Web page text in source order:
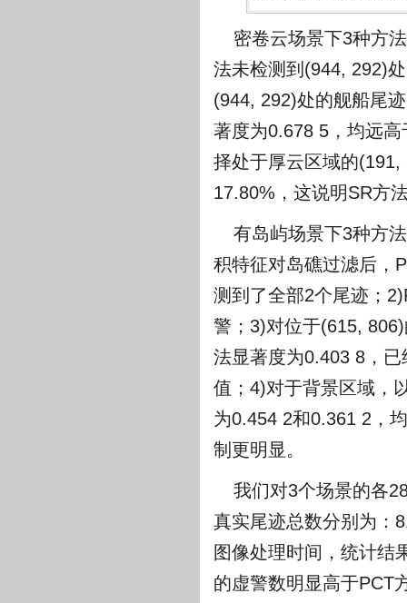
密卷云场景下3种方
法未检测到(944, 292)
(944, 292)处的舰船尾
著度为0.678 5，均远
择处于厚云区域的
17.80%，这说明SR方
有岛屿场景下3种方
积特征对岛礁过滤后，
测到了全部2个尾迹；
警；3)对位于(615,
法显著度为0.403 8，
值；4)对于背景区域，
为0.454 2和0.361 2，
制更明显。
我们对3个场景的各
真实尾迹总数分别为：
图像处理时间，统计结
的虚警数明显高于PCT